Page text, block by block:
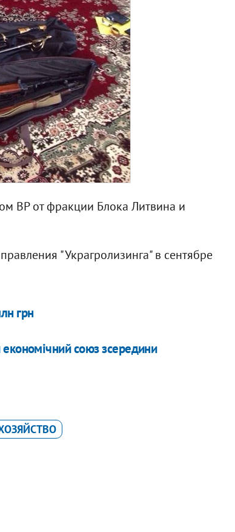
ВР от фракции Блока Литвина и
"Украгролизинга" в сентябре
грн
економічний союз зсередини